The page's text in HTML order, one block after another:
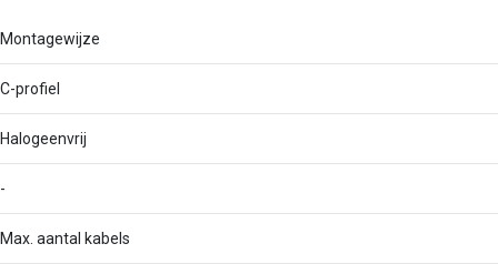
Montagewijze
C-profiel
Halogeenvrij
-
Max. aantal kabels